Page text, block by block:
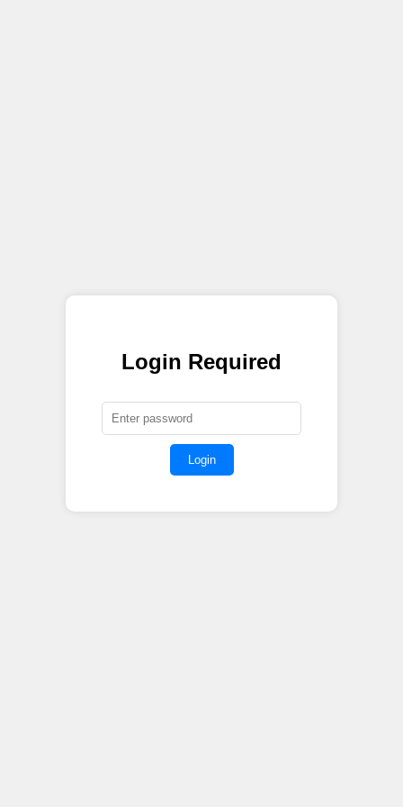
Login Required
Login